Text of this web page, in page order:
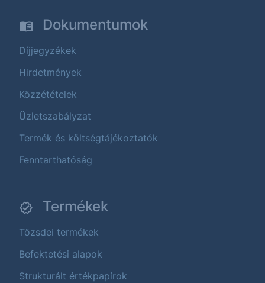
Dokumentumok
Díjjegyzékek
Hirdetmények
Közzétételek
Üzletszabályzat
Termék és költségtájékoztatók
Fenntarthatóság
Termékek
Tőzsdei termékek
Befektetési alapok
Strukturált értékpapírok